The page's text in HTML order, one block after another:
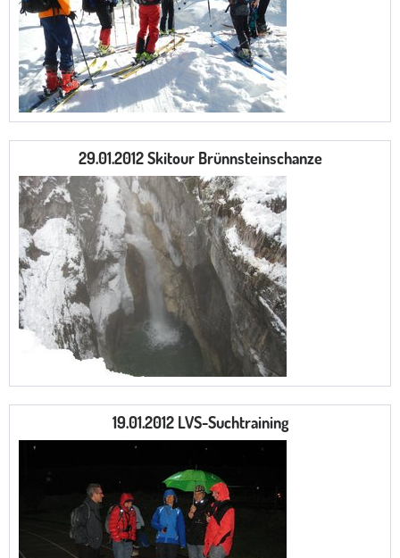
29.01.2012 Skitour Brünnsteinschanze
19.01.2012 LVS-Suchtraining